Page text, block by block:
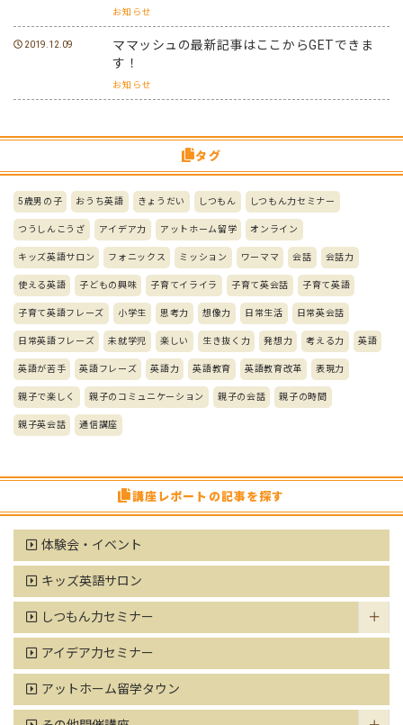
お知らせ
2019.12.09
ママッシュの最新記事はここからGETできま
す！
お知らせ
タグ
5歳男の子 おうち英語 きょうだい しつもん しつもん力セミナー
つうしんこうざ アイデア力 アットホーム留学 オンライン
キッズ英語サロン フォニックス ミッション ワーママ 会話 会話力
使える英語 子どもの興味 子育てイライラ 子育て英会話 子育て英語
子育て英語フレーズ 小学生 思考力 想像力 日常生活 日常英会話
日常英語フレーズ 未就学児 楽しい 生き抜く力 発想力 考える力 英語
英語が苦手 英語フレーズ 英語力 英語教育 英語教育改革 表現力
親子で楽しく 親子のコミュニケーション 親子の会話 親子の時間
親子英会話 通信講座
講座レポートの記事を探す
体験会・イベント
キッズ英語サロン
しつもん力セミナー
アイデア力セミナー
アットホーム留学タウン